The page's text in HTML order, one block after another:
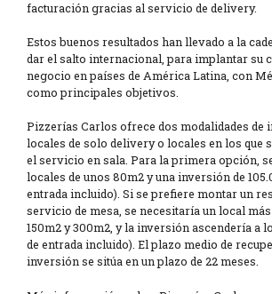
facturación gracias al servicio de delivery.
Estos buenos resultados han llevado a la
dar el salto internacional, para implantar su
negocio en países de América Latina, con
como principales objetivos.
Pizzerías Carlos ofrece dos modalidades de
locales de solo delivery o locales en los que
el servicio en sala. Para la primera opción,
locales de unos 80m2 y una inversión de
entrada incluido). Si se prefiere montar un
servicio de mesa, se necesitaría un local
150m2 y 300m2, y la inversión ascendería a
de entrada incluido). El plazo medio de
inversión se sitúa en un plazo de 22 meses.